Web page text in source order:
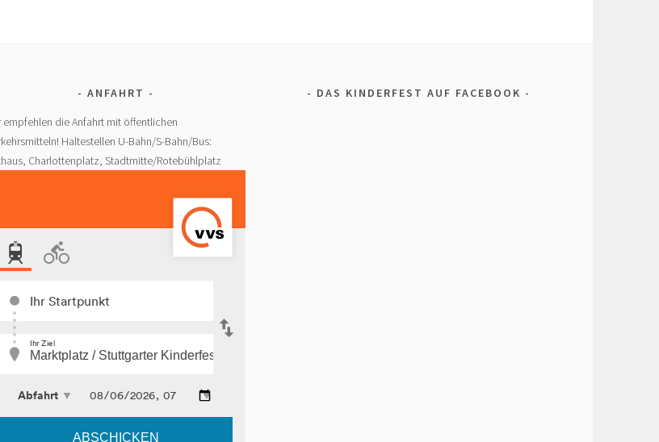
ANFAHRT
empfehlen die Anfahrt mit öffentlichen
Haltestellen U-Bahn/S-Bahn/Bus:
Charlottenplatz, Stadtmitte/Rotebühlplatz
DAS KINDERFEST AUF FACEBOOK